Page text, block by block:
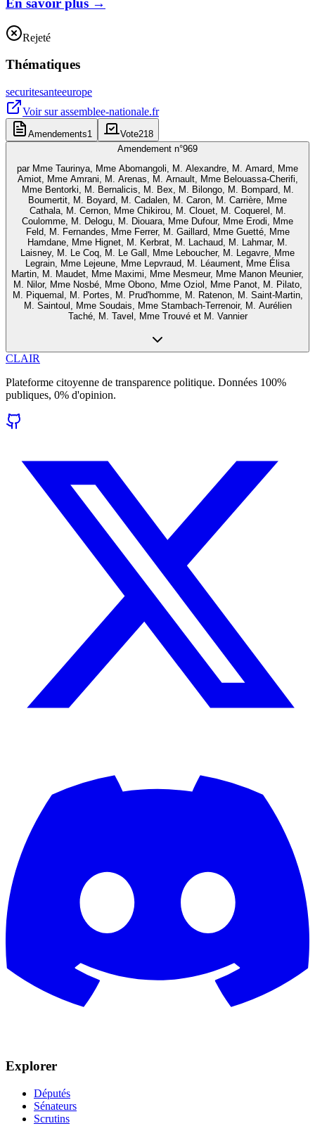
En savoir plus →
Rejeté
Thématiques
securitesanteeurope
Voir surassemblee-nationale.fr
Amendements1 Vote218
Amendement n°969
par Mme Taurinya, Mme Abomangoli, M. Alexandre, M. Amard, Mme
Amiot, Mme Amrani, M. Arenas, M. Arnault, Mme Belouassa-Cherifi,
Mme Bentorki, M. Bernalicis, M. Bex, M. Bilongo, M. Bompard, M.
Boumertit, M. Boyard, M. Cadalen, M. Caron, M. Carrière, Mme
Cathala, M. Cernon, Mme Chikirou, M. Clouet, M. Coquerel, M.
Coulomme, M. Delogu, M. Diouara, Mme Dufour, Mme Erodi, Mme
Feld, M. Fernandes, Mme Ferrer, M. Gaillard, Mme Guetté, Mme
Hamdane, Mme Hignet, M. Kerbrat, M. Lachaud, M. Lahmar, M.
Laisney, M. Le Coq, M. Le Gall, Mme Leboucher, M. Legavre, Mme
Legrain, Mme Lejeune, Mme Lepvraud, M. Léaument, Mme Élisa
Martin, M. Maudet, Mme Maximi, Mme Mesmeur, Mme Manon Meunier,
M. Nilor, Mme Nosbé, Mme Obono, Mme Oziol, Mme Panot, M. Pilato,
M. Piquemal, M. Portes, M. Prud'homme, M. Ratenon, M. Saint-Martin,
M. Saintoul, Mme Soudais, Mme Stambach-Terrenoir, M. Aurélien
Taché, M. Tavel, Mme Trouvé et M. Vannier
CLAIR
Plateforme citoyenne de transparence politique. Données 100%
publiques, 0% d'opinion.
Explorer
Députés
Sénateurs
Scrutins